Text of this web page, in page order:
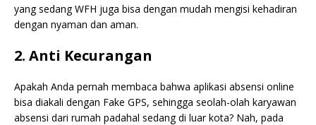
yang sedang WFH juga bisa dengan mudah mengisi kehadiran
dengan nyaman dan aman.
2. Anti Kecurangan
Apakah Anda pernah membaca bahwa aplikasi absensi online
bisa diakali dengan Fake GPS, sehingga seolah-olah karyawan
absensi dari rumah padahal sedang di luar kota? Nah, pada